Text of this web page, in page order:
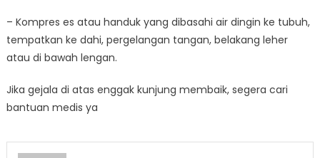
– Kompres es atau handuk yang dibasahi air dingin ke tubuh,
tempatkan ke dahi, pergelangan tangan, belakang leher
atau di bawah lengan.
Jika gejala di atas enggak kunjung membaik, segera cari
bantuan medis ya